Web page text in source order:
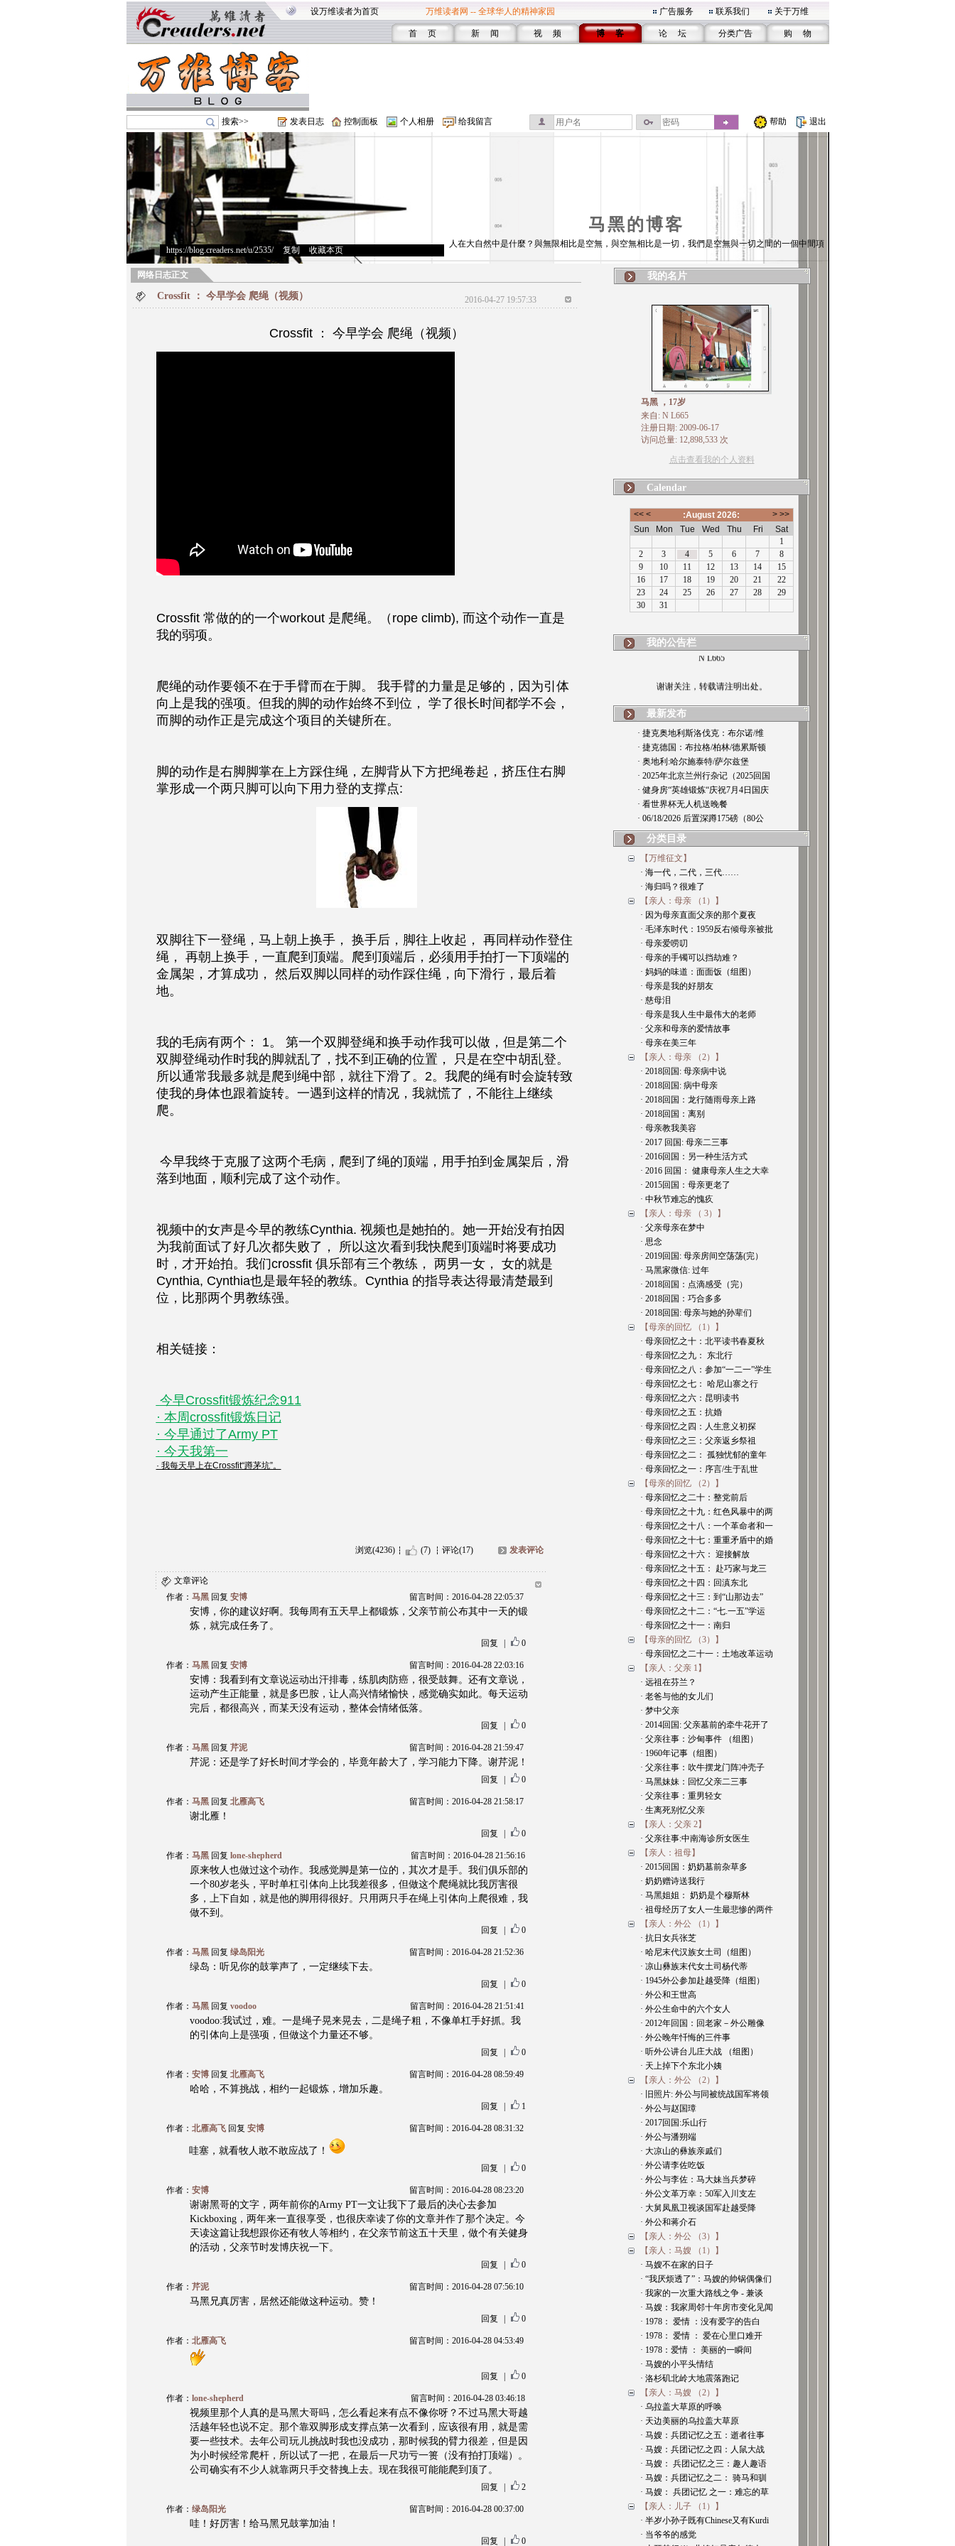
设万维读者为首页 万维读者网 -- 全球华人的精神家园 广告服务 联系我们 关于万维
首 页 新 闻 视 频 博 客 论 坛 分类广告 购 物
搜索>> 发表日志 控制面板 个人相册 给我留言 帮助 退出
马黑的博客
https://blog.creaders.net/u/2535/> 复制 收藏本页
人在大自然中是什麼？與無限相比是空無，與空無相比是一切，我們是空無與一切之間的一個中間項
网络日志正文
Crossfit ： 今早学会 爬绳（视频） 2016-04-27 19:57:33
Crossfit ： 今早学会 爬绳（视频）
Crossfit 常做的的一个workout 是爬绳。（rope climb), 而这个动作一直是
我的弱项。
爬绳的动作要领不在于手臂而在于脚。 我手臂的力量是足够的，因为引体
向上是我的强项。但我的脚的动作始终不到位， 学了很长时间都学不会，
而脚的动作正是完成这个项目的关键所在。
脚的动作是右脚脚掌在上方踩住绳，左脚背从下方把绳卷起，挤压住右脚
掌形成一个两只脚可以向下用力登的支撑点:
双脚往下一登绳，马上朝上换手， 换手后，脚往上收起， 再同样动作登住
绳， 再朝上换手，一直爬到顶端。爬到顶端后，必须用手拍打一下顶端的
金属架，才算成功， 然后双脚以同样的动作踩住绳，向下滑行，最后着
地。
我的毛病有两个： 1。 第一个双脚登绳和换手动作我可以做，但是第二个
双脚登绳动作时我的脚就乱了，找不到正确的位置， 只是在空中胡乱登。
所以通常我最多就是爬到绳中部，就往下滑了。2。我爬的绳有时会旋转致
使我的身体也跟着旋转。一遇到这样的情况，我就慌了，不能往上继续
爬。
落到地面，顺利完成了这个动作。
视频中的女声是今早的教练Cynthia. 视频也是她拍的。她一开始没有拍因
为我前面试了好几次都失败了， 所以这次看到我快爬到顶端时将要成功
时，才开始拍。我们crossfit 俱乐部有三个教练， 两男一女， 女的就是
Cynthia, Cynthia也是最年轻的教练。Cynthia 的指导表达得最清楚最到
位，比那两个男教练强。
相关链接：
今早Crossfit锻炼纪念911
· 本周crossfit锻炼日记
· 今早通过了Army PT
· 今天我第一
· 我每天早上在Crossfit“蹲茅坑”。
浏览(4236) (7) 评论(17) 发表评论
文章评论
作者： 马黑回复 安博 留言时间：2016-04-28 22:05:37
安博，你的建议好啊。我每周有五天早上都锻炼，父亲节前公布其中一天的锻
炼，就完成任务了。
回复 0
作者： 马黑回复 安博 留言时间：2016-04-28 22:03:16
安博：我看到有文章说运动出汗排毒，练肌肉防癌，很受鼓舞。还有文章说，
运动产生正能量，就是多巴胺，让人高兴情绪愉快，感觉确实如此。每天运动
完后，都很高兴，而某天没有运动，整体会情绪低落。
回复 0
作者： 马黑回复 芹泥 留言时间：2016-04-28 21:59:47
芹泥：还是学了好长时间才学会的，毕竟年龄大了，学习能力下降。谢芹泥！
回复 0
作者： 马黑回复 北雁高飞 留言时间：2016-04-28 21:58:17
谢北雁！
回复 0
作者： 马黑回复 lone-shepherd 留言时间：2016-04-28 21:56:16
原来牧人也做过这个动作。我感觉脚是第一位的，其次才是手。我们俱乐部的
一个80岁老头，平时单杠引体向上比我差很多，但做这个爬绳就比我厉害很
多，上下自如，就是他的脚用得很好。只用两只手在绳上引体向上爬很难，我
做不到。
回复 0
作者： 马黑回复 绿岛阳光 留言时间：2016-04-28 21:52:36
绿岛：听见你的鼓掌声了，一定继续下去。
回复 0
作者： 马黑回复 voodoo 留言时间：2016-04-28 21:51:41
voodoo:我试过，难。一是绳子晃来晃去，二是绳子粗，不像单杠手好抓。我
的引体向上是强项，但做这个力量还不够。
回复 0
作者： 安博回复 北雁高飞 留言时间：2016-04-28 08:59:49
哈哈，不算挑战，相约一起锻炼，增加乐趣。
回复 1
作者： 北雁高飞回复 安博 留言时间：2016-04-28 08:31:32
哇塞，就看牧人敢不敢应战了！
回复 0
作者： 安博 留言时间：2016-04-28 08:23:20
谢谢黑哥的文字，两年前你的Army PT一文让我下了最后的决心去参加
Kickboxing，两年来一直很享受，也很庆幸读了你的文章并作了那个决定。今
天读这篇让我想跟你还有牧人等相约，在父亲节前这五十天里，做个有关健身
的活动，父亲节时发博庆祝一下。
回复 0
作者： 芹泥 留言时间：2016-04-28 07:56:10
马黑兄真厉害，居然还能做这种运动。赞！
回复 0
作者： 北雁高飞 留言时间：2016-04-28 04:53:49
回复 0
作者： lone-shepherd 留言时间：2016-04-28 03:46:18
视频里那个人真的是马黑大哥吗，怎么看起来有点不像你呀？不过马黑大哥越
活越年轻也说不定。那个靠双脚形成支撑点第一次看到，应该很有用，就是需
要一些技术。去年公司玩儿挑战时我也没成功，那时候我的臂力很差，但是因
为小时候经常爬杆，所以试了一把，在最后一尺功亏一篑（没有拍打顶端）。
公司确实有不少人就靠两只手交替拽上去。现在我很可能能爬到顶了。
回复 2
作者： 绿岛阳光 留言时间：2016-04-28 00:37:00
哇！好厉害！给马黑兄鼓掌加油！
回复 0
我的名片
马黑 ，17岁
来自: N L665
注册日期: 2009-06-17
访问总量: 12,898,533 次
点击查看我的个人资料
Calendar
我的公告栏
N L665
最新发布
· 捷克奥地利斯洛伐克：布尔诺/维
· 捷克德国：布拉格/柏林/德累斯顿
· 奥地利:哈尔施泰特/萨尔兹堡
· 2025年北京兰州行杂记（2025回国
· 健身房“英雄锻炼“庆祝7月4日国庆
· 看世界杯无人机送晚餐
· 06/18/2026 后置深蹲175磅（80公
分类目录
【万维征文】
· 海一代，二代，三代……
· 海归吗？很难了
【亲人：母亲 （1）】
· 因为母亲直面父亲的那个夏夜
· 毛泽东时代：1959反右倾母亲被批
· 母亲爱唠叨
· 母亲的手镯可以挡劫难？
· 妈妈的味道：面面饭（组图）
· 母亲是我的好朋友
· 慈母泪
· 母亲是我人生中最伟大的老师
· 父亲和母亲的爱情故事
· 母亲在美三年
【亲人：母亲 （2）】
· 2018回国: 母亲病中说
· 2018回国: 病中母亲
· 2018回国：龙行随雨母亲上路
· 2018回国：离别
· 母亲教我美容
· 2017 回国: 母亲二三事
· 2016回国：另一种生活方式
· 2016 回国： 健康母亲人生之大幸
· 2015回国：母亲更老了
· 中秋节难忘的愧疚
【亲人：母亲 （ 3）】
· 父亲母亲在梦中
· 思念
· 2019回国: 母亲房间空荡荡(完）
· 马黑家微信: 过年
· 2018回国：点滴感受（完）
· 2018回国：巧合多多
· 2018回国: 母亲与她的孙辈们
【母亲的回忆 （1）】
· 母亲回忆之十：北平读书春夏秋
· 母亲回忆之九： 东北行
· 母亲回忆之八：参加“一二一”学生
· 母亲回忆之七： 哈尼山寨之行
· 母亲回忆之六：昆明读书
· 母亲回忆之五：抗婚
· 母亲回忆之四：人生意义初探
· 母亲回忆之三：父亲返乡祭祖
· 母亲回忆之二： 孤独忧郁的童年
· 母亲回忆之一：序言/生于乱世
【母亲的回忆 （2）】
· 母亲回忆之二十：整党前后
· 母亲回忆之十九：红色风暴中的两
· 母亲回忆之十八：一个革命者和一
· 母亲回忆之十七：重重矛盾中的婚
· 母亲回忆之十六： 迎接解放
· 母亲回忆之十五： 赴巧家与龙三
· 母亲回忆之十四：回滇东北
· 母亲回忆之十三：到“山那边去”
· 母亲回忆之十二：“七.一五”学运
· 母亲回忆之十一：南归
【母亲的回忆 （3）】
· 母亲回忆之二十一：土地改革运动
【亲人：父亲 1】
· 远祖在芬兰？
· 老爸与他的女儿们
· 梦中父亲
· 2014回国: 父亲墓前的牵牛花开了
· 父亲往事：沙甸事件 （组图）
· 1960年记事（组图）
· 父亲往事：吹牛摆龙门阵冲壳子
· 马黑妹妹：回忆父亲二三事
· 父亲往事：重男轻女
· 生离死别忆父亲
【亲人：父亲 2】
· 父亲往事:中南海诊所女医生
【亲人：祖母】
· 2015回国：奶奶墓前杂草多
· 奶奶赠诗送我行
· 马黑姐姐： 奶奶是个穆斯林
· 祖母经历了女人一生最悲惨的两件
【亲人：外公 （1）】
· 抗日女兵张芝
· 哈尼末代汉族女土司（组图）
· 凉山彝族末代女土司杨代蒂
· 1945外公参加赴越受降（组图）
· 外公和王世高
· 外公生命中的六个女人
· 2012年回国：回老家－外公雕像
· 外公晚年忏悔的三件事
· 听外公讲台儿庄大战 （组图）
· 天上掉下个东北小姨
【亲人：外公 （2）】
· 旧照片: 外公与同被统战国军将领
· 外公与赵国璋
· 2017回国:乐山行
· 外公与潘朔端
· 大凉山的彝族亲戚们
· 外公请李佐吃饭
· 外公与李佐：马大妹当兵梦碎
· 外公文革万幸：50军入川支左
· 大舅凤凰卫视谈国军赴越受降
· 外公和蒋介石
【亲人：外公 （3）】
【亲人：马嫂 （1）】
· 马嫂不在家的日子
· “我厌烦透了”：马嫂的帅锅偶像们
· 我家的一次重大路线之争 - 兼谈
· 马嫂：我家周邻十年房市变化见闻
· 1978： 爱情 ：没有爱字的告白
· 1978： 爱情 ： 爱在心里口难开
· 1978：爱情 ： 美丽的一瞬间
· 马嫂的小平头情结
· 洛杉矶北岭大地震落跑记
【亲人：马嫂 （2）】
· 乌拉盖大草原的呼唤
· 天边美丽的乌拉盖大草原
· 马嫂：兵团记忆之五：逝者往事
· 马嫂：兵团记忆之四：人鼠大战
· 马嫂： 兵团记忆之三：趣人趣语
· 马嫂：兵团记忆之二： 骑马和驯
· 马嫂： 兵团记忆 之一：难忘的草
【亲人：儿子 （1）】
· 半岁小孙子既有Chinese又有Kurdi
· 当爷爷的感觉